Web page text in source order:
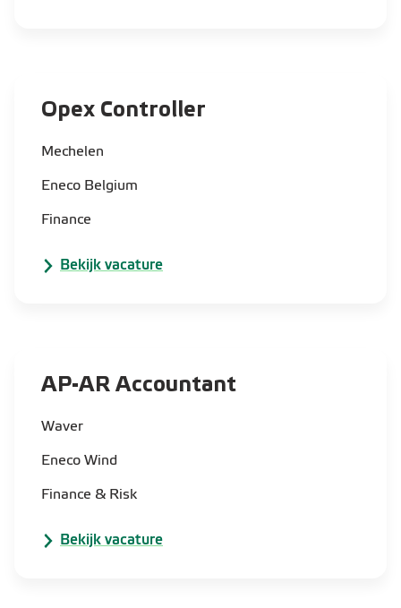
Opex Controller
Mechelen
Eneco Belgium
Finance
Bekijk vacature
AP-AR Accountant
Waver
Eneco Wind
Finance & Risk
Bekijk vacature